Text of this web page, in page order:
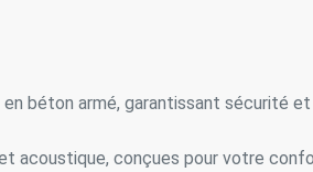
béton armé, garantissant sécurité et
acoustique, conçues pour votre
préférence de l'utilisateur pour